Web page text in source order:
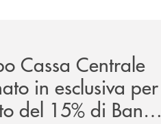
Cassa Centrale
in esclusiva per
del 15% di Banca